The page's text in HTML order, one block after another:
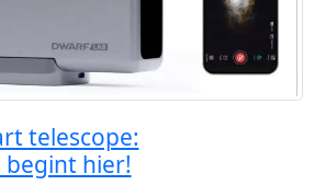
telescope:
hier!